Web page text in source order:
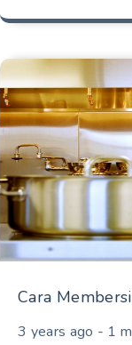
Cara
3 years ago - 1